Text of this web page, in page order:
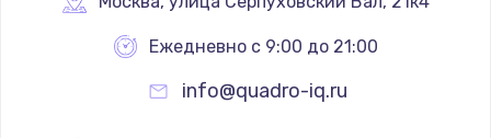
Замена термопредохранителя
700 руб.
Ежедневно с 9:00 до 21:00
info@quadro-iq.ru